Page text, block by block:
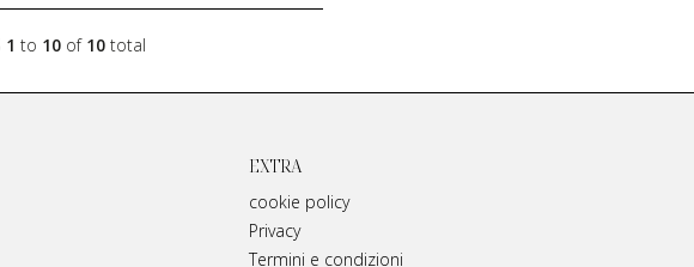
1 to 10 of 10 total
EXTRA
cookie policy
Privacy
Termini e condizioni